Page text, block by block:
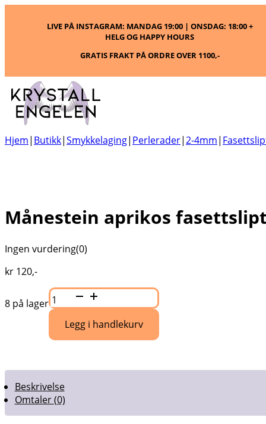
LIVE PÅ INSTAGRAM: MANDAG 19:00 | ONSDAG: 18:00 +
HELG OG HAPPY HOURS
GRATIS FRAKT PÅ ORDRE OVER 1100,-
Hjem| Butikk|Smykkelaging| Perlerader|2-4mm|
Månestein aprikos
Ingen vurdering(0)
kr 120,-
8 på lager
Månestein
aprikos
fasettslipte
perler
2
16
Legg i handlekurv
Beskrivelse
Omtaler (0)